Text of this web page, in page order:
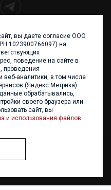
898
аллея, 47
960 898,
856
нам
Все права защищены
вы даете согласие ООО
1023900766097) на
поведение на сайте в
проведения
веб-аналитики, в том числе
(Яндекс.Метрика).
обрабатывались,
своего браузера или
сайт, вы
и использования файлов